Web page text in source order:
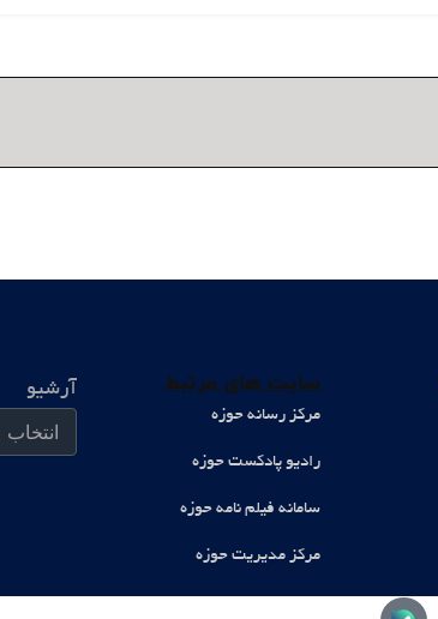
سایت های مرتبط
مرکز رسانه حوزه
رادیو پادکست حوزه
سامانه فیلم نامه حوزه
مرکز مدیریت حوزه
آرشیو
آرشیو